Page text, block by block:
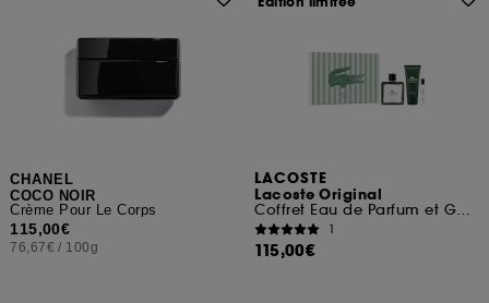
CHANEL
COCO NOIR
Crème Pour Le Corps
115,00€
76,67€ / 100g
LACOSTE
Lacoste Original
Coffret Eau de Parfum et Gel Douche
1
115,00€